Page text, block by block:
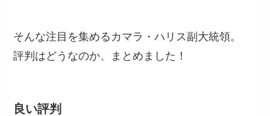
そんな注目を集めるカマラ・ハリス副大統領。
評判はどうなのか、まとめました！
良い評判